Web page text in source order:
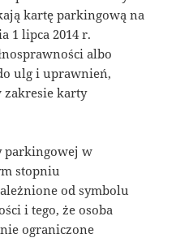
kartę parkingową na
1 lipca 2014 r.
albo
ulg i uprawnień,
zakresie karty
parkingowej w
stopniu
od symbolu
i tego, że osoba
ograniczone